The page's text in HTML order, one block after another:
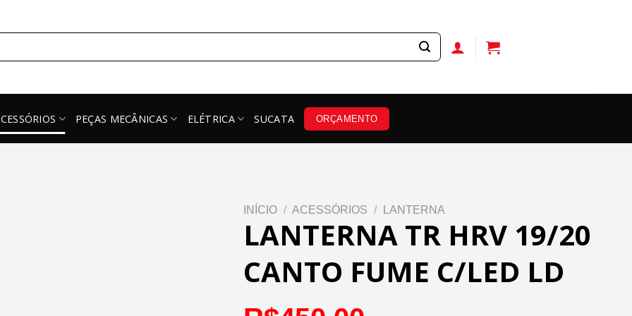
PEÇAS MECÂNICAS ELÉTRICA SUCATA ORÇAMENTO
INÍCIO / ACESSÓRIOS / LANTERNA
LANTERNA TR HRV 19/20
CANTO FUME C/LED LD